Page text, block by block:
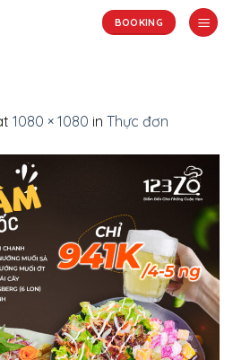
BOOKING
1080 × 1080 in Thực đơn